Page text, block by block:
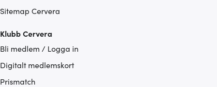
Sitemap Cervera
Klubb Cervera
Bli medlem / Logga in
Digitalt medlemskort
Prismatch